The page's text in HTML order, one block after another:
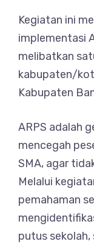
Kegiatan ini
implementasi
melibatkan
kabupaten/
Kabupaten
ARPS adalah
mencegah
SMA, agar
Melalui
pemahaman
putus